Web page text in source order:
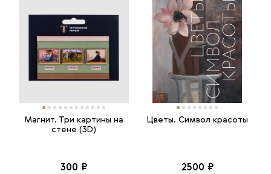
Магнит. Три картины на
стене (3D)
300 ₽
Цветы. Символ красоты
2500 ₽